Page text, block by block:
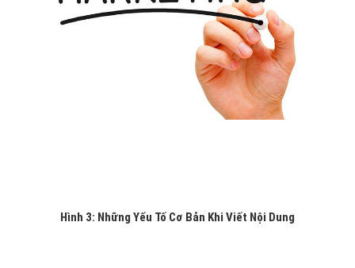
Hình 3: Những Yếu Tố Cơ Bản Khi Viết Nội Dung